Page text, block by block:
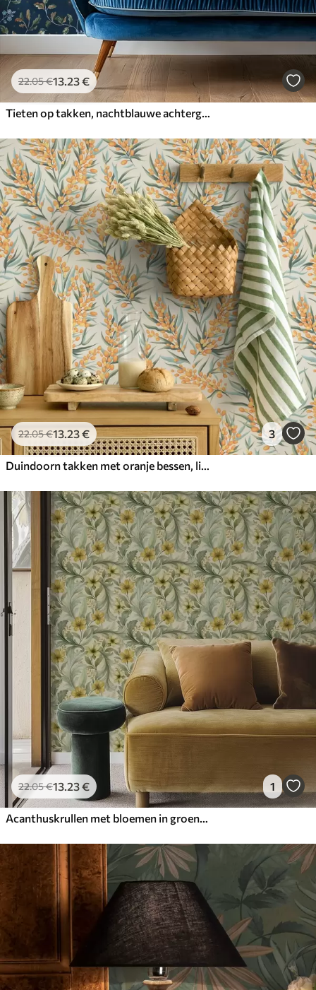
22.05€13.23€
Tieten op takken, nachtblauwe achtergrond met vonken
22.05€13.23€ 3
Duindoorn takken met oranje bessen, lichte achtergrond
22.05€13.23€ 1
Acanthuskrullen met bloemen in groene en gele tinten